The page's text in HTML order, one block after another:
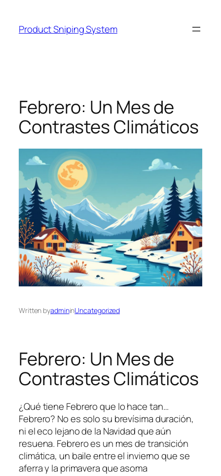
content
Product Sniping System
Febrero: Un Mes de
Contrastes Climáticos
Written byadmininUncategorized
Febrero: Un Mes de
Contrastes Climáticos
¿Qué tiene Febrero que lo hace tan…
Febrero? No es solo su brevísima duración,
ni el eco lejano de la Navidad que aún
resuena. Febrero es un mes de transición
climática, un baile entre el invierno que se
aferra y la primavera que asoma